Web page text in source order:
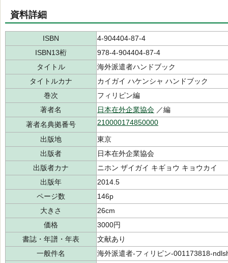
資料詳細
ISBN
4-904404-87-4
ISBN13桁
978-4-904404-87-4
タイトル
海外派遣者ハンドブック
タイトルカナ
カイガイ ハケンシャ ハンドブック
巻次
フィリピン編
著者名
日本在外企業協会 ／編
著者名典拠番号
210000174850000
出版地
東京
出版者
日本在外企業協会
出版者カナ
ニホン ザイガイ キギョウ キョウカイ
出版年
2014.5
ページ数
146p
大きさ
26cm
価格
3000円
書誌・年譜・年表
文献あり
一般件名
海外派遣者-フィリピン-001173818-